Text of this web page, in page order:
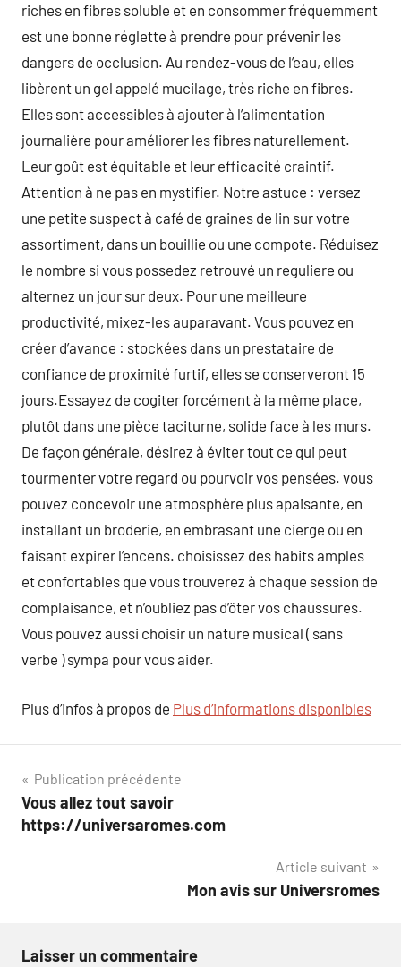
riches en fibres soluble et en consommer fréquemment
est une bonne réglette à prendre pour prévenir les
dangers de occlusion. Au rendez-vous de l’eau, elles
libèrent un gel appelé mucilage, très riche en fibres.
Elles sont accessibles à ajouter à l’alimentation
journalière pour améliorer les fibres naturellement.
Leur goût est équitable et leur efficacité craintif.
Attention à ne pas en mystifier. Notre astuce : versez
une petite suspect à café de graines de lin sur votre
assortiment, dans un bouillie ou une compote. Réduisez
le nombre si vous possedez retrouvé un reguliere ou
alternez un jour sur deux. Pour une meilleure
productivité, mixez-les auparavant. Vous pouvez en
créer d’avance : stockées dans un prestataire de
confiance de proximité furtif, elles se conserveront 15
jours.Essayez de cogiter forcément à la même place,
plutôt dans une pièce taciturne, solide face à les murs.
De façon générale, désirez à éviter tout ce qui peut
tourmenter votre regard ou pourvoir vos pensées. vous
pouvez concevoir une atmosphère plus apaisante, en
installant un broderie, en embrasant une cierge ou en
faisant expirer l’encens. choisissez des habits amples
et confortables que vous trouverez à chaque session de
complaisance, et n’oubliez pas d’ôter vos chaussures.
Vous pouvez aussi choisir un nature musical ( sans
verbe ) sympa pour vous aider.
Plus d’infos à propos de Plus d’informations disponibles
Navigation
de
Publication précédente
Vous allez tout savoir
https://universaromes.com
Article suivant
Mon avis sur Universromes
Laisser un commentaire